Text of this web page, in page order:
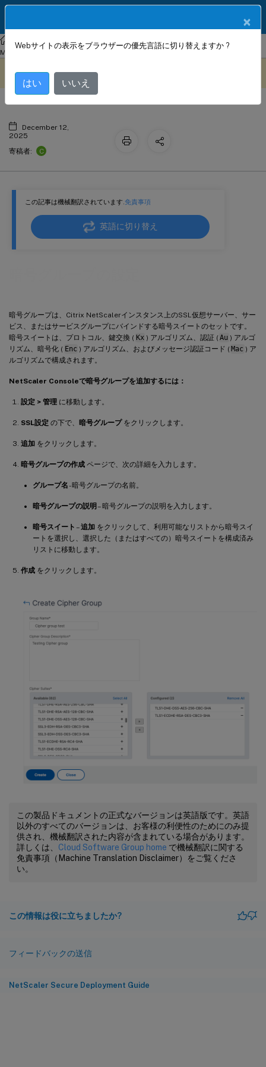
NetScalerConsole on-prem
NetScaler Application Delivery
Management 14.1
この記事は機械翻訳されています.免責事項
英語に切り替え
暗号グループは、Citrix NetScalerインスタンス上のSSL仮想サーバー、サー
ビス、またはサービスグループにバインドする暗号スイートのセットです。
暗号スイートは、プロトコル、鍵交換 ( Kx ) アルゴリズム、認証 ( Au ) アルゴ
リズム、暗号化 ( Enc ) アルゴリズム、およびメッセージ認証コード ( Mac ) ア
ルゴリズムで構成されます。
NetScaler Consoleで暗号グループを追加するには：
設定 > 管理 に移動します。
SSL設定 の下で、 暗号グループをクリックします。
追加 をクリックします。
暗号グループの作成 ページで、次の詳細を入力します。
グループ名- 暗号グループの名前。
暗号グループの説明 – 暗号グループの説明を入力します。
暗号スイート –追加 をクリックして、利用可能なリストから暗号スイ
ートを選択し、選択した（またはすべての）暗号スイートを構成済み
リストに移動します。
作成 をクリックします。
この製品ドキュメントの正式なバージョンは英語版です。英語
以外のすべてのバージョンは、お客様の利便性のためにのみ提
供され、機械翻訳された内容が含まれている場合があります。
詳しくは、 Cloud Software Group home で機械翻訳に関する
免責事項（Machine Translation Disclaimer）をご覧くださ
い。
この情報は役に立ちましたか?
フィードバックの送信
NetScaler Secure Deployment Guide
翻訳されています。
暗号グループの設定
December 12,
2025
寄稿者:
C
×
Webサイトの表示をブラウザーの優先言語に切り替えますか ?
はい いいえ